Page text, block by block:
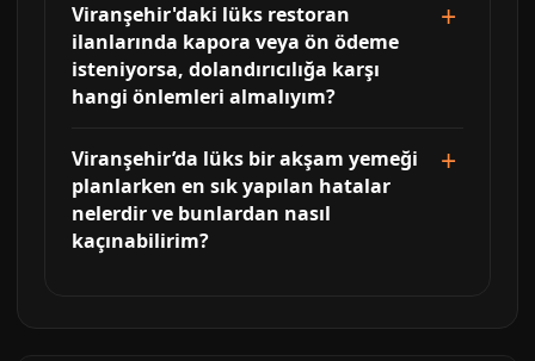
Viranşehir'daki lüks restoran
ilanlarında kapora veya ön ödeme
isteniyorsa, dolandırıcılığa karşı
hangi önlemleri almalıyım?
Viranşehir’da lüks bir akşam yemeği
planlarken en sık yapılan hatalar
nelerdir ve bunlardan nasıl
kaçınabilirim?